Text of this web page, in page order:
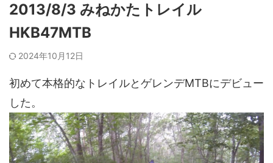
2013/8/3 みねかたトレイル
HKB47MTB
2024年10月12日
初めて本格的なトレイルとゲレンデMTBにデビュー
した。